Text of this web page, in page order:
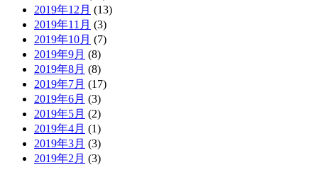
2019年12月 (13)
2019年11月 (3)
2019年10月 (7)
2019年9月 (8)
2019年8月 (8)
2019年7月 (17)
2019年6月 (3)
2019年5月 (2)
2019年4月 (1)
2019年3月 (3)
2019年2月 (3)